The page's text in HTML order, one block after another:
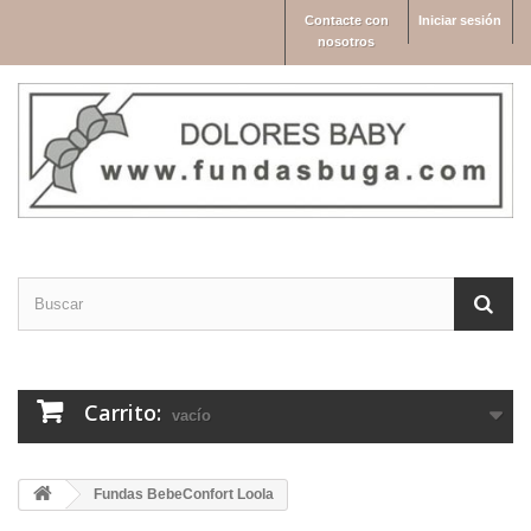
Iniciar sesión
Contacte con
nosotros
Carrito: vacío
Fundas BebeConfort Loola